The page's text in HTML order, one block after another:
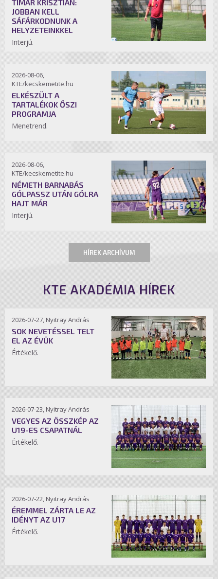
TÍMÁR KRISZTIÁN:
JOBBAN KELL
SÁFÁRKODNUNK A
HELYZETEINKKEL
Interjú.
2026-08-06,
KTE/kecskemetite.hu
ELKÉSZÜLT A
TARTALÉKOK ŐSZI
PROGRAMJA
Menetrend.
2026-08-06,
KTE/kecskemetite.hu
NÉMETH BARNABÁS
GÓLPASSZ UTÁN GÓLRA
HAJT MÁR
Interjú.
HÍREK ARCHÍVUM
KTE AKADÉMIA HÍREK
2026-07-27, Nyitray András
SOK NEVETÉSSEL TELT
EL AZ ÉVÜK
Értékelő.
2026-07-23, Nyitray András
VEGYES AZ ÖSSZKÉP AZ
U19-ES CSAPATNÁL
Értékelő.
2026-07-22, Nyitray András
ÉREMMEL ZÁRTA LE AZ
IDÉNYT AZ U17
Értékelő.